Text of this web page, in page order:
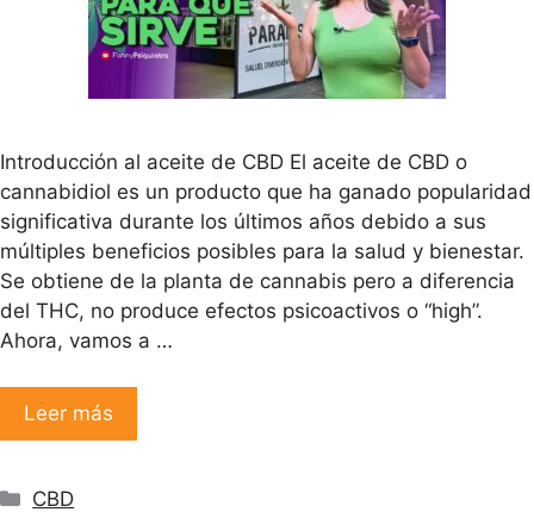
Introducción al aceite de CBD El aceite de CBD o
cannabidiol es un producto que ha ganado popularidad
significativa durante los últimos años debido a sus
múltiples beneficios posibles para la salud y bienestar.
Se obtiene de la planta de cannabis pero a diferencia
del THC, no produce efectos psicoactivos o “high”.
Ahora, vamos a …
Leer más
Categorías
CBD